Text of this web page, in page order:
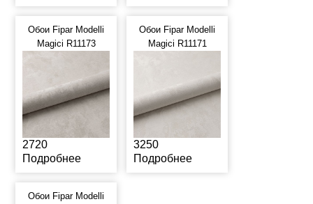
Обои Fipar Modelli
Magici R11173
2720
Подробнее
Обои Fipar Modelli
Magici R11171
3250
Подробнее
Обои Fipar Modelli